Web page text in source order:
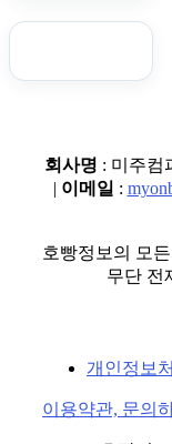
회사명 : 미주컴
| 이메일 :
호빵정보의 모
무단 전
개인정보
이용약관, 문의하